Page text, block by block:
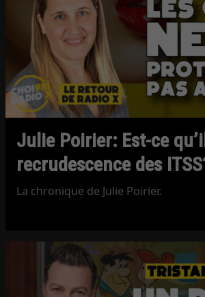
Julie Poirier: Est-ce
recrudescence des
La chronique de Julie Poirier.